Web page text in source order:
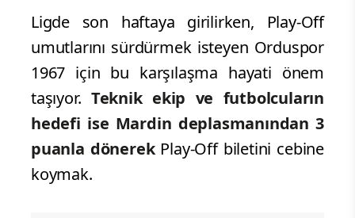
Ligde son haftaya girilirken, Play-Off
umutlarını sürdürmek isteyen Orduspor
1967 için bu karşılaşma hayati önem
taşıyor. Teknik ekip ve futbolcuların
hedefi ise Mardin deplasmanından 3
puanla dönerekPlay-Off biletini cebine
koymak.